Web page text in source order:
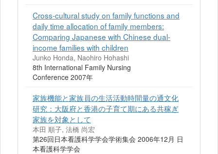
Cross-cultural study on family functions and
daily time allocation of family members:
Comparing Japanese with Chinese dual-
income families with children
Junko Honda, Naohiro Hohashi
8th International Family Nursing
Conference 2007年
家族機能と家族員の生活活動時間量の通文化
研究：大阪府と香港の子育て期にある共稼ぎ
家族を対象として
本田 順子, 法橋 尚宏
第26回日本看護科学学会学術集会 2006年12月 日
本看護科学学会